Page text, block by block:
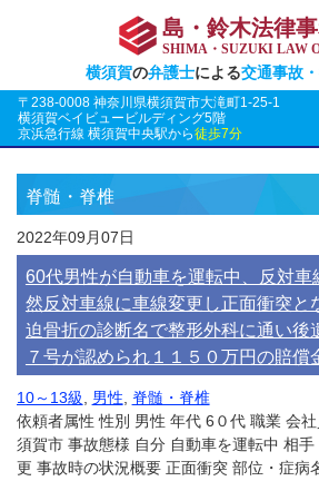
島・鈴木法律
SHIMA・SUZUKI LAW
横須賀の弁護士による交通事故
〒238-0008 神奈川県横須賀市大滝町1-25-1
横須賀ベイビュービルディング5階
京浜急行線 横須賀中央駅から徒歩7分
脊髄・脊椎
2022年09月07日
60代男性が自動車を運転中、反対車
然反対車線に車線変更し正面衝突と
迫骨折の診断名で整形外科に通い後
７号が認められ１１５０万円の賠償
10～13級, 男性, 脊髄・脊椎
依頼者属性 性別 男性 年代 6０代 職業 会
須賀市 事故態様 自分 自動車を運転中 相
更 事故時の状況概要 正面衝突 部位・症病